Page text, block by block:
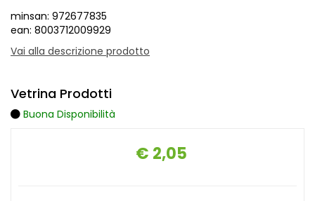
minsan: 972677835
ean: 8003712009929
Vai alla descrizione prodotto
Vetrina Prodotti
Buona Disponibilità
Prezzo
€ 2,05